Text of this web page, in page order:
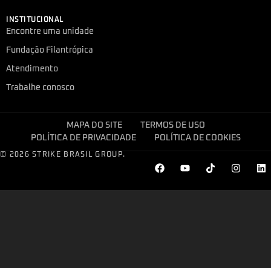
INSTITUCIONAL
Encontre uma unidade
Fundação Filantrópica
Atendimento
Trabalhe conosco
MAPA DO SITE
TERMOS DE USO
POLÍTICA DE PRIVACIDADE
POLÍTICA DE COOKIES
© 2026 STRIKE BRASIL GROUP.